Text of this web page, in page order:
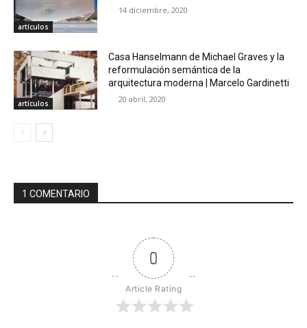
artículos
14 diciembre, 2020
artículos
Casa Hanselmann de Michael Graves y la
reformulación semántica de la
arquitectura moderna | Marcelo Gardinetti
20 abril, 2020
1 COMENTARIO
0
Article Rating